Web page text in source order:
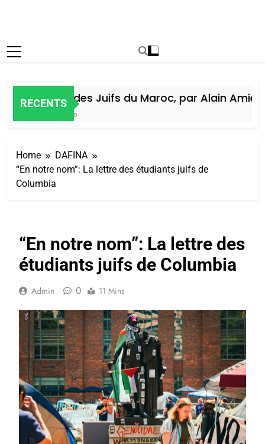
RECENTS
Histoire des Juifs du Maroc, par Alain Amiel
Home
DAFINA
“En notre nom”: La lettre des étudiants juifs de
Columbia
“En notre nom”: La lettre des
étudiants juifs de Columbia
Admin 0 11 Mins